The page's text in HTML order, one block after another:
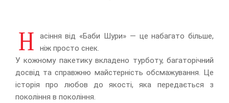
Н
асіння від «Баби Шури» — це набагато більше,
ніж просто снек.
У кожному пакетику вкладено турботу, багаторічний
досвід та справжню майстерність обсмажування. Це
історія про любов до якості, яка передається з
покоління в покоління.